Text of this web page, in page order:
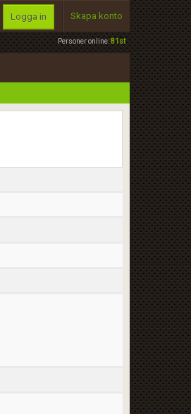
Personer online:81st
Logga in Skapa konto